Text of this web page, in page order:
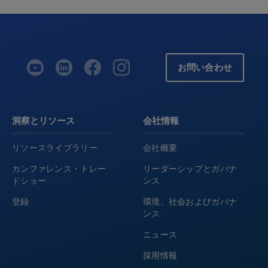
お問い合わせ
洞察とリソース
リソースライブラリー
カンファレンス・トレー
ドショー
登録
会社情報
会社概要
リーダーシップとガバナ
ンス
環境、社会およびガバナ
ンス
ニュース
採用情報